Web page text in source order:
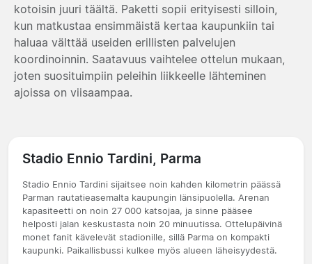
kotoisin juuri täältä. Paketti sopii erityisesti silloin,
kun matkustaa ensimmäistä kertaa kaupunkiin tai
haluaa välttää useiden erillisten palvelujen
koordinoinnin. Saatavuus vaihtelee ottelun mukaan,
joten suosituimpiin peleihin liikkeelle lähteminen
ajoissa on viisaampaa.
Stadio Ennio Tardini, Parma
Stadio Ennio Tardini sijaitsee noin kahden kilometrin päässä
Parman rautatieasemalta kaupungin länsipuolella. Arenan
kapasiteetti on noin 27 000 katsojaa, ja sinne pääsee
helposti jalan keskustasta noin 20 minuutissa. Ottelupäivinä
monet fanit kävelevät stadionille, sillä Parma on kompakti
kaupunki. Paikallisbussi kulkee myös alueen läheisyydestä.